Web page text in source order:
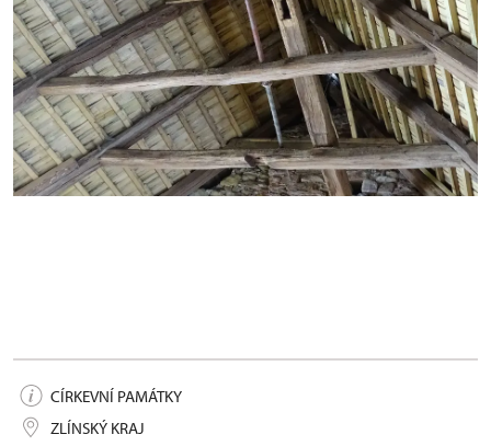
CÍRKEVNÍ PAMÁTKY
ZLÍNSKÝ KRAJ